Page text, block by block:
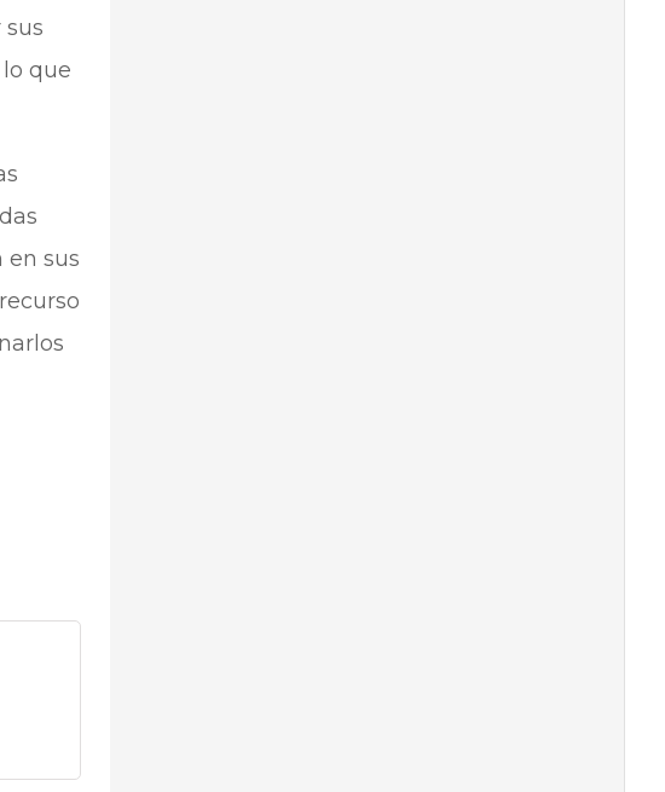
que
en sus